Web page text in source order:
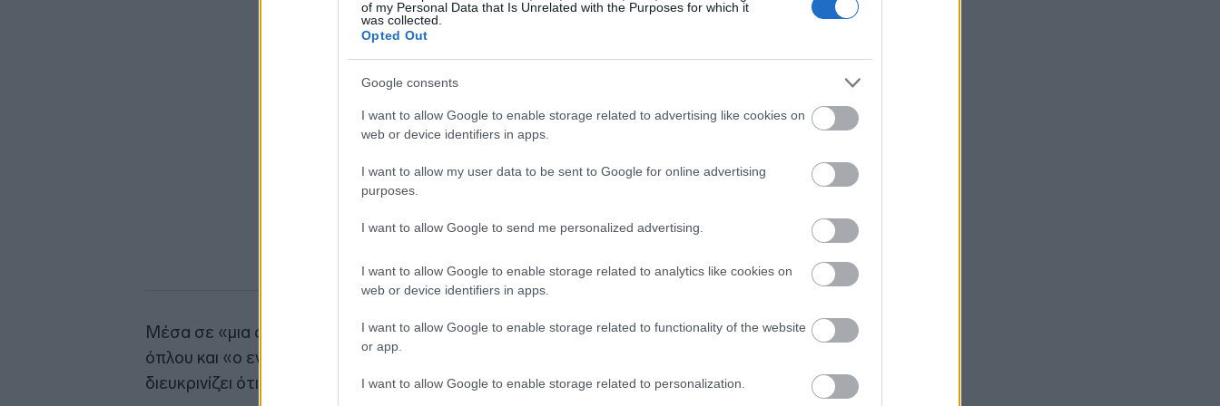
of my Personal Data that Is Unrelated with the Purposes for which it
was collected.
Opted Out
Google consents
I want to allow Google to enable storage related to advertising like cookies on
web or device identifiers in apps.
I want to allow my user data to be sent to Google for online advertising
purposes.
I want to allow Google to send me personalized advertising.
I want to allow Google to enable storage related to analytics like cookies on
web or device identifiers in apps.
I want to allow Google to enable storage related to functionality of the website
or app.
I want to allow Google to enable storage related to personalization.
Μέσα σε «μια στιγμή», αστυνομικός έκανε χρήση του υπηρεσιακού του
όπλου και «ο ενήλικος άνδρας τραυματίστηκε», συνεχίζει η ανακοίνωση, που
διευκρινίζει ότι το θύμα υπέκυψε στα τραύματά του σε νοσοκομείο.
Προς εκτύπωση το πολλαπλό βιβλίο
εμπορικό ισοζύγιο με την Κίνα
Τουρκία: Ζητεί από τη Ρωσία και την
Ουκρανία «μορατόριουμ» στις
επιθέσεις στα πλοία στη Μαύρη
Περού: Δεκατρείς νεκροί και τέσσερις
τραυματίες σε τροχαίο
Υεμένη: Οι Χούθι ανακοίνωσαν ότι
έπληξαν σαουδαραβικό διυλιστήριο
Καρτάλης: Η Ευρώπη θερμαίνεται
10:28
ΠΑΣΟΚ: Η «Εστία» ανάλωσε τη μισή
φαντασιόπληκτο ρεπορτάζ της